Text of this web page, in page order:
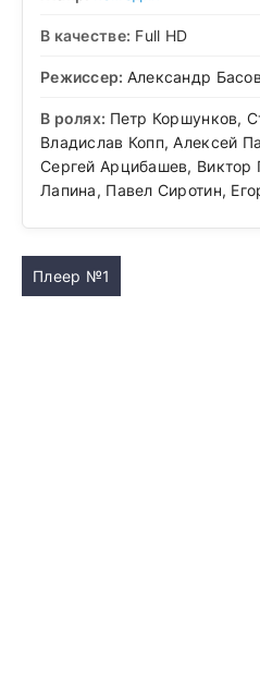
В качестве: Full HD
Режиссер: Александр
В ролях: Петр Коршунков,
Владислав Копп, Алексей
Сергей Арцибашев, Виктор
Лапина, Павел Сиротин,
Плеер №1